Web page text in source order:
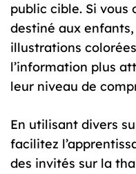
public cible. Si vous
destiné aux
illustrations
l’information plus
leur niveau de
En utilisant divers
facilitez
des invités sur la